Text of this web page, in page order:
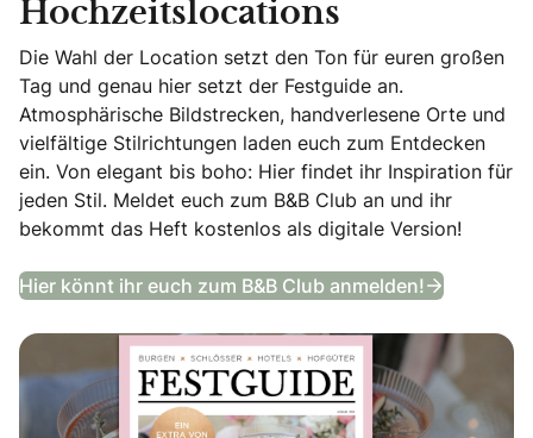
Hochzeitslocations
Die Wahl der Location setzt den Ton für euren großen
Tag und genau hier setzt der Festguide an.
Atmosphärische Bildstrecken, handverlesene Orte und
vielfältige Stilrichtungen laden euch zum Entdecken
ein. Von elegant bis boho: Hier findet ihr Inspiration für
jeden Stil. Meldet euch zum B&B Club an und ihr
bekommt das Heft kostenlos als digitale Version!
Hier könnt ihr euch zum B&B Club anmelden!